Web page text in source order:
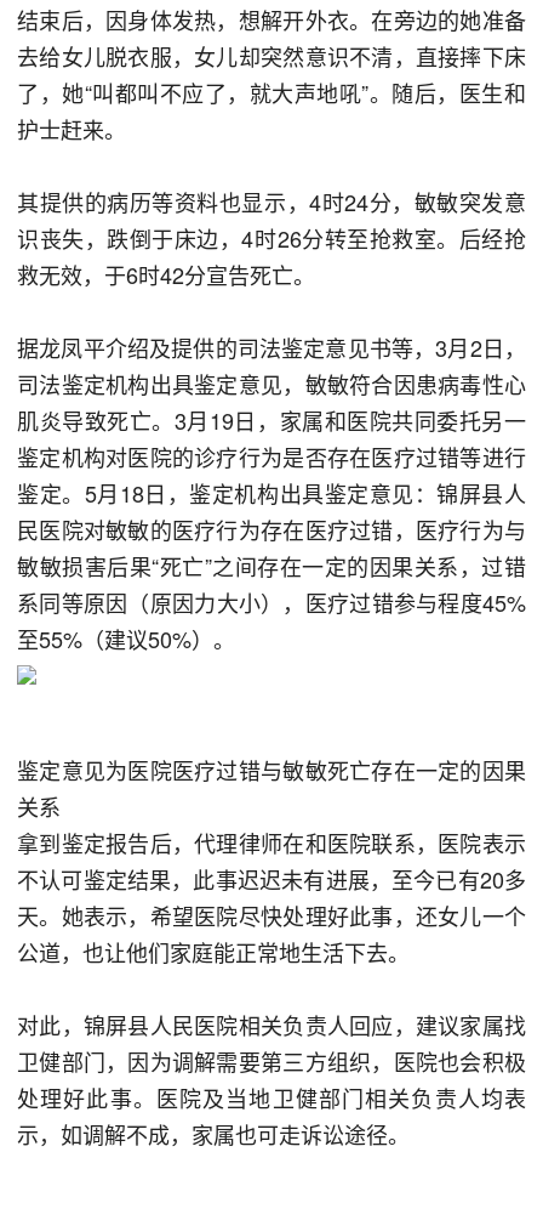
结束后，因身体发热，想解开外衣。在旁边的她准备
去给女儿脱衣服，女儿却突然意识不清，直接摔下床
了，她“叫都叫不应了，就大声地吼”。随后，医生和
护士赶来。
其提供的病历等资料也显示，4时24分，敏敏突发意
识丧失，跌倒于床边，4时26分转至抢救室。后经抢
救无效，于6时42分宣告死亡。
据龙凤平介绍及提供的司法鉴定意见书等，3月2日，
司法鉴定机构出具鉴定意见，敏敏符合因患病毒性心
肌炎导致死亡。3月19日，家属和医院共同委托另一
鉴定机构对医院的诊疗行为是否存在医疗过错等进行
鉴定。5月18日，鉴定机构出具鉴定意见：锦屏县人
民医院对敏敏的医疗行为存在医疗过错，医疗行为与
敏敏损害后果“死亡”之间存在一定的因果关系，过错
系同等原因（原因力大小），医疗过错参与程度45%
至55%（建议50%）。
鉴定意见为医院医疗过错与敏敏死亡存在一定的因果
关系
拿到鉴定报告后，代理律师在和医院联系，医院表示
不认可鉴定结果，此事迟迟未有进展，至今已有20多
天。她表示，希望医院尽快处理好此事，还女儿一个
公道，也让他们家庭能正常地生活下去。
对此，锦屏县人民医院相关负责人回应，建议家属找
卫健部门，因为调解需要第三方组织，医院也会积极
处理好此事。医院及当地卫健部门相关负责人均表
示，如调解不成，家属也可走诉讼途径。